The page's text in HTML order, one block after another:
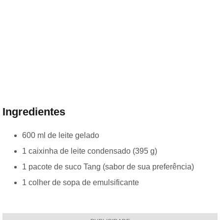
Ingredientes
600 ml de leite gelado
1 caixinha de leite condensado (395 g)
1 pacote de suco Tang (sabor de sua preferência)
1 colher de sopa de emulsificante